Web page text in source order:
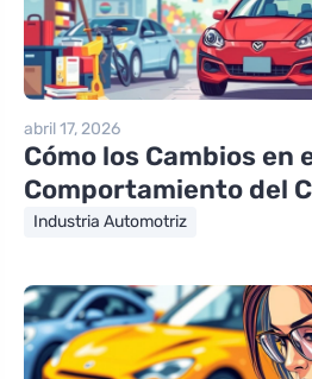
abril 17, 2026
Cómo los Cambios en
Comportamiento del
Industria Automotriz